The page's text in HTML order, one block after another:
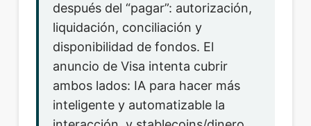
después del “pagar”: autorización,
liquidación, conciliación y
disponibilidad de fondos. El
anuncio de Visa intenta cubrir
ambos lados: IA para hacer más
inteligente y automatizable la